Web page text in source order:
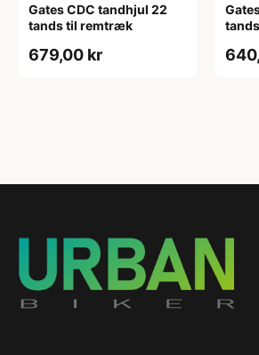
Gates CDC tandhjul 22
tands til remtræk
679,00 kr